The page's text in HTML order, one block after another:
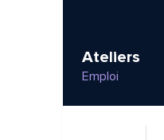
Ateliers
Emploi